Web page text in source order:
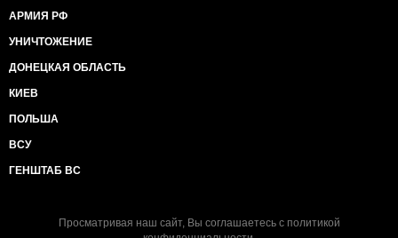
АРМИЯ РФ
УНИЧТОЖЕНИЕ
ДОНЕЦКАЯ ОБЛАСТЬ
КИЕВ
ПОЛЬША
ВСУ
ГЕНШТАБ ВС
Просматривая наш сайт, Вы соглашаетесь с политикой